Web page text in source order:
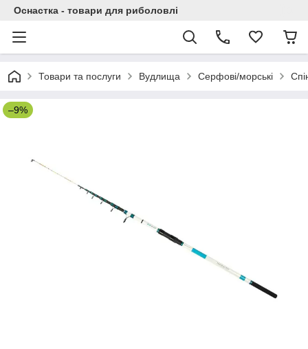
Оснастка - товари для риболовлі
Товари та послуги Вудлища Серфові/морські
–9%